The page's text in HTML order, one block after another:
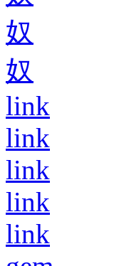
奴
奴
link
link
link
link
link